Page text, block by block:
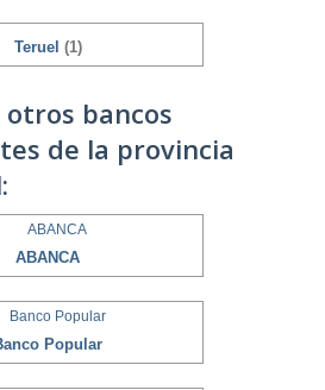
Teruel (1)
otros bancos
de la provincia
ABANCA
Popular